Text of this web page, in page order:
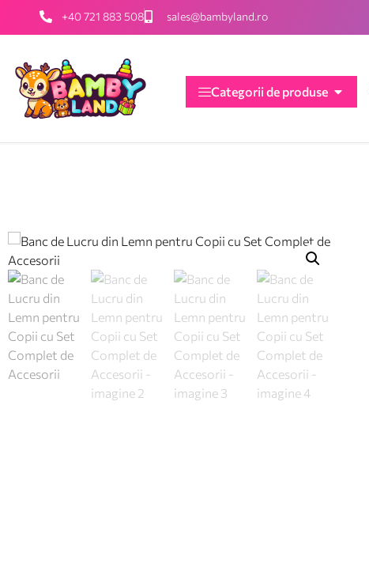
+40 721 883 508 sales@bambyland.ro
Categorii de produse